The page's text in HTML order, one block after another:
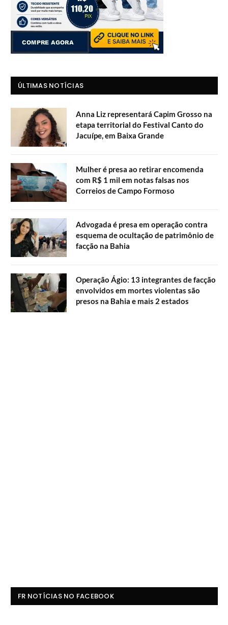
ÚLTIMAS NOTÍCIAS
Anna Liz representará Capim Grosso na
etapa territorial do Festival Canto do
Jacuípe, em Baixa Grande
Mulher é presa ao retirar encomenda
com R$ 1 mil em notas falsas nos
Correios de Campo Formoso
Advogada é presa em operação contra
esquema de ocultação de patrimônio de
facção na Bahia
Operação Ágio: 13 integrantes de facção
envolvidos em mortes violentas são
presos na Bahia e mais 2 estados
FR NOTÍCIAS NO FACEBOOK